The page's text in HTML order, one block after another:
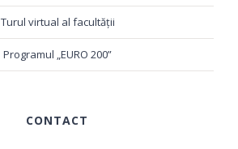
Turul virtual al facultății
Programul „EURO 200”
CONTACT